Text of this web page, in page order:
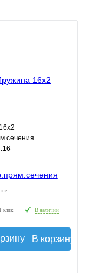
клик В наличии
В корзину